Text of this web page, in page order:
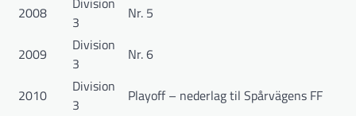
2008
3
Nr. 5
2009
Division
3
Nr. 6
2010
Division
3
Playoff – nederlag til Spårvägens FF